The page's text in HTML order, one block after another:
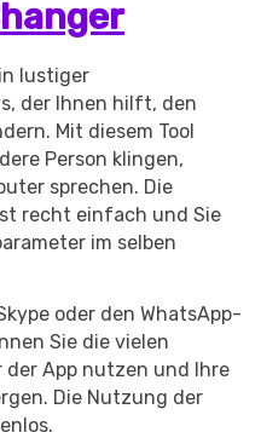
lustiger
der Ihnen hilft, den
Mit diesem Tool
Person klingen,
sprechen. Die
recht einfach und Sie
im selben
oder den WhatsApp-
Sie die vielen
App nutzen und Ihre
Die Nutzung der